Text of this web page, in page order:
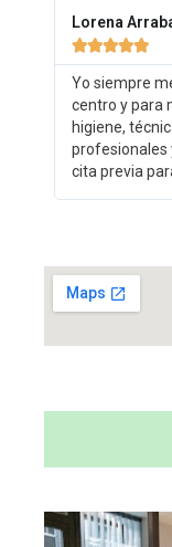
Lorena

Yo siempre
centro y para
higiene,
profesionales
cita previa